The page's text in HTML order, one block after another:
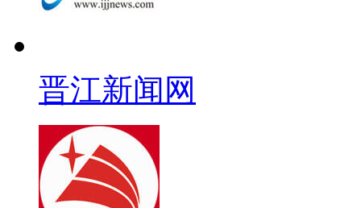
晋江新闻网